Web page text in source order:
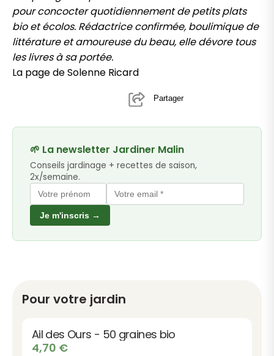
pour concocter quotidiennement de petits plats
bio et écolos. Rédactrice confirmée, boulimique de
littérature et amoureuse du beau, elle dévore tous
les livres à sa portée.
La page de Solenne Ricard
Partager
🌱 La newsletter Jardiner Malin
Conseils jardinage + recettes de saison,
2x/semaine.
Je m'inscris →
Pour votre jardin
Ail des Ours - 50 graines bio
4,70 €